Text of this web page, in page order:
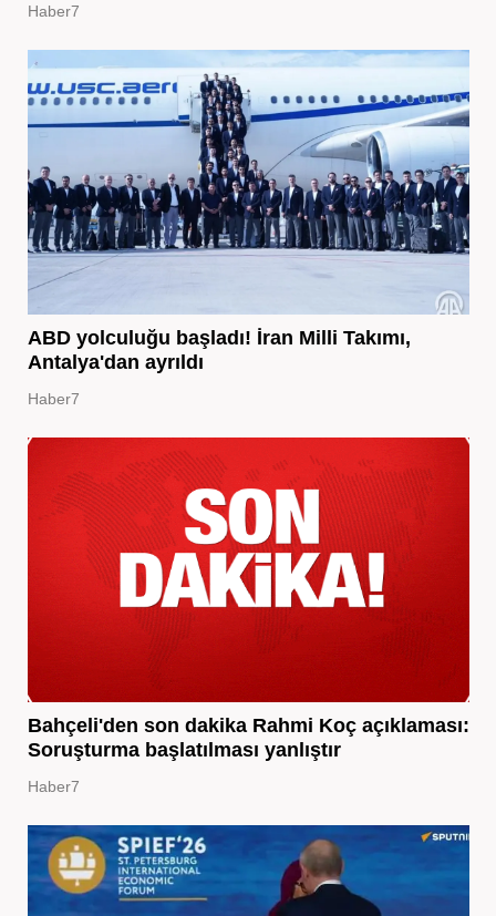
Haber7
ABD yolculuğu başladı! İran Milli Takımı,
Antalya'dan ayrıldı
Haber7
Bahçeli'den son dakika Rahmi Koç açıklaması:
Soruşturma başlatılması yanlıştır
Haber7